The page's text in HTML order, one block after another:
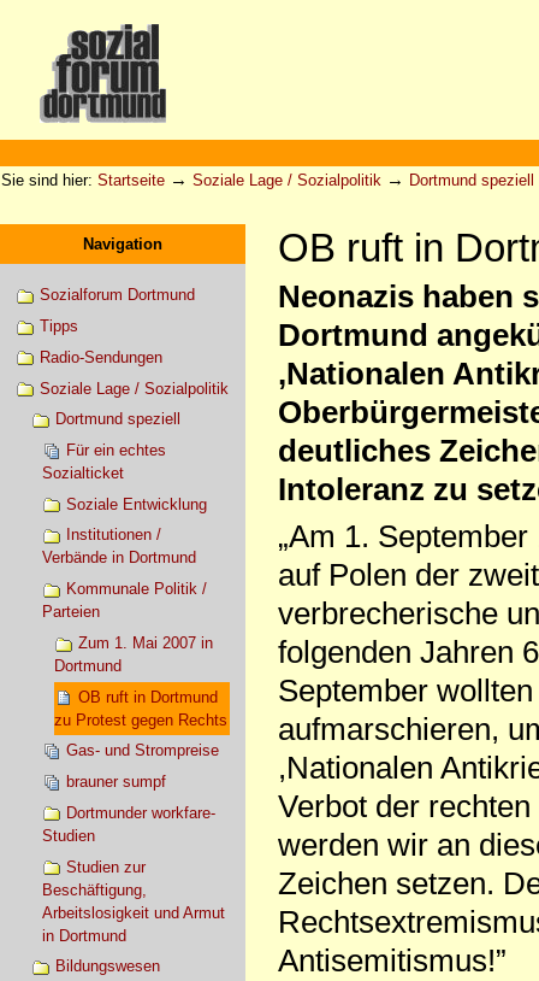
Werkzeuge
Sie sind hier: Startseite → Soziale Lage / Sozialpolitik → Dortmund speziell
Navigation
Sozialforum Dortmund
Tipps
Radio-Sendungen
Soziale Lage / Sozialpolitik
Dortmund speziell
Für ein echtes
Sozialticket
Soziale Entwicklung
Institutionen /
Verbände in Dortmund
Kommunale Politik /
Parteien
Zum 1. Mai 2007 in
Dortmund
OB ruft in Dortmund
zu Protest gegen Rechts
Gas- und Strompreise
brauner sumpf
Dortmunder workfare-
Studien
Studien zur
Beschäftigung,
Arbeitslosigkeit und Armut
in Dortmund
Bildungswesen
OB ruft in
Neonazis haben
Dortmund
,Nationalen
deutliches
Intoleranz zu
„Am 1.
auf Polen der
verbrecherische
folgenden Jahren
September
aufmarschieren,
,Nationalen
Verbot der
werden wir an
Zeichen setzen.
Antisemitismus!”